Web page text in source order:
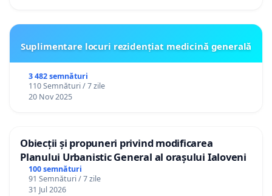
Suplimentare locuri rezidențiat medicină generală
3 482 semnături
110 Semnături / 7 zile
20 Nov 2025
Obiecții și propuneri privind modificarea
Planului Urbanistic General al orașului Ialoveni
100 semnături
91 Semnături / 7 zile
31 Jul 2026